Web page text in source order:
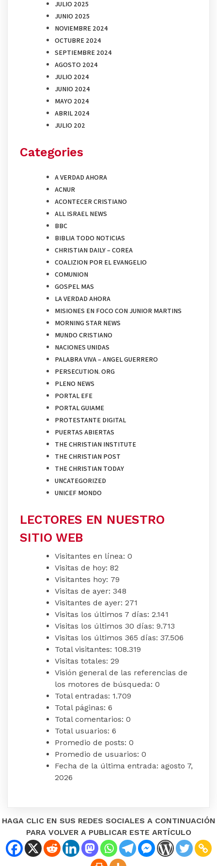
JULIO 2025
JUNIO 2025
NOVIEMBRE 2024
OCTUBRE 2024
SEPTIEMBRE 2024
AGOSTO 2024
JULIO 2024
JUNIO 2024
MAYO 2024
ABRIL 2024
JULIO 202
Categories
A VERDAD AHORA
ACNUR
ACONTECER CRISTIANO
ALL ISRAEL NEWS
BBC
BIBLIA TODO NOTICIAS
CHRISTIAN DAILY – COREA
COALIZION POR EL EVANGELIO
COMUNION
GOSPEL MAS
LA VERDAD AHORA
MISIONES EN FOCO CON JUNIOR MARTINS
MORNING STAR NEWS
MUNDO CRISTIANO
NACIONES UNIDAS
PALABRA VIVA – ANGEL GUERRERO
PERSECUTION. ORG
PLENO NEWS
PORTAL EFE
PORTAL GUIAME
PROTESTANTE DIGITAL
PUERTAS ABIERTAS
THE CHRISTIAN INSTITUTE
THE CHRISTIAN POST
THE CHRISTIAN TODAY
UNCATEGORIZED
UNICEF MONDO
LECTORES EN NUESTRO
SITIO WEB
Visitantes en línea: 0
Visitas de hoy: 82
Visitantes hoy: 79
Visitas de ayer: 348
Visitantes de ayer: 271
Visitas los últimos 7 días: 2.141
Visitas los últimos 30 días: 9.713
Visitas los últimos 365 días: 37.506
Total visitantes: 108.319
Visitas totales: 29
Visión general de las referencias de
los motores de búsqueda: 0
Total entradas: 1.709
Total páginas: 6
Total comentarios: 0
Total usuarios: 6
Promedio de posts: 0
Promedio de usuarios: 0
Fecha de la última entrada: agosto 7,
2026
HAGA CLIC EN SUS REDES SOCIALES A CONTINUACIÓN
PARA VOLVER A PUBLICAR ESTE ARTÍCULO